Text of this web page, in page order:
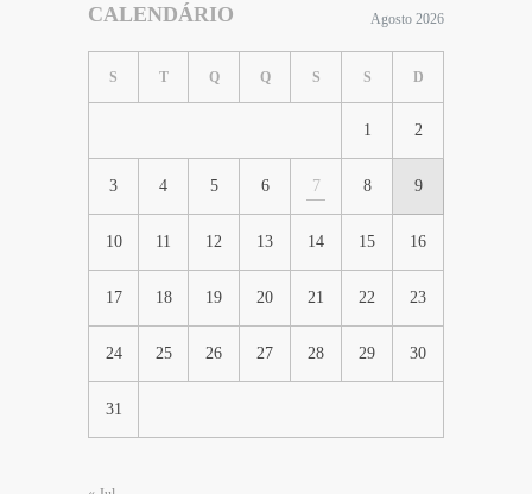
CALENDÁRIO Agosto 2026
S T Q Q S S D
1 2
3 4 5 6 7 8 9
10 11 12 13 14 15 16
17 18 19 20 21 22 23
24 25 26 27 28 29 30
31